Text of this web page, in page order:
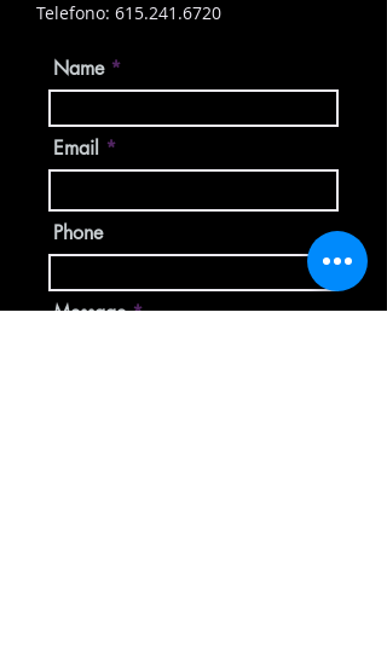
Telefono: 615.241.6720
Name
Email
Phone
Message